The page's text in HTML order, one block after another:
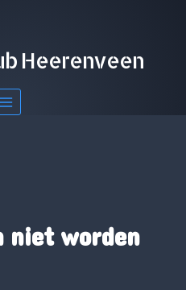
Heerenveen
niet worden